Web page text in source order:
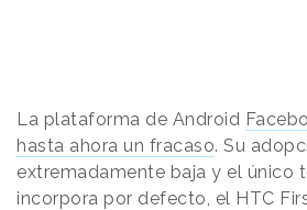
La plataforma de Android
hasta ahora un fracaso. Su
extremadamente baja y el único
incorpora por defecto, el HTC